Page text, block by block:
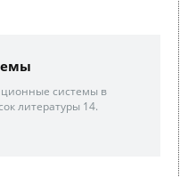
системы в
литературы 14.